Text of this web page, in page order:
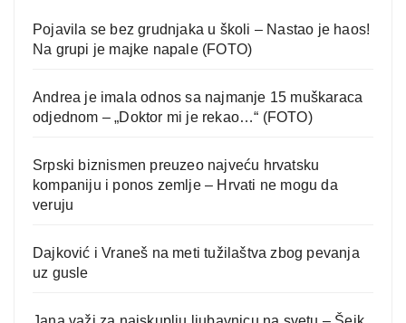
Pojavila se bez grudnjaka u školi – Nastao je haos!
Na grupi je majke napale (FOTO)
Andrea je imala odnos sa najmanje 15 muškaraca
odjednom – „Doktor mi je rekao…“ (FOTO)
Srpski biznismen preuzeo najveću hrvatsku
kompaniju i ponos zemlje – Hrvati ne mogu da
veruju
Dajković i Vraneš na meti tužilaštva zbog pevanja
uz gusle